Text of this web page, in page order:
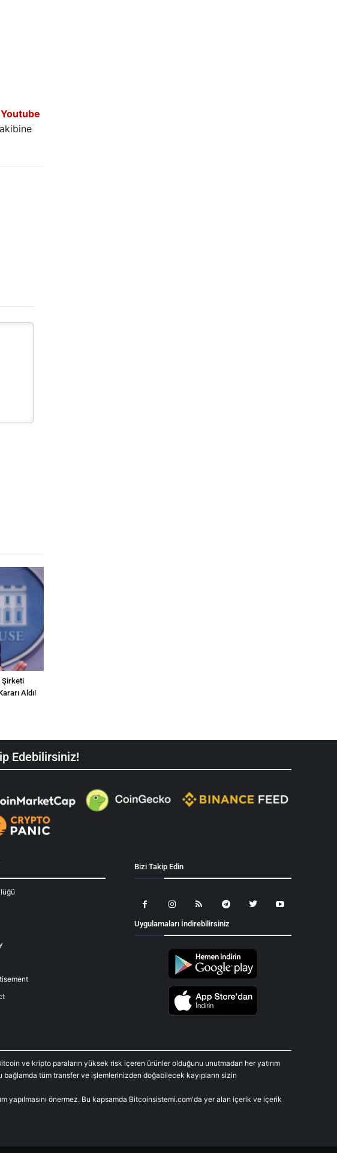
Youtube
Şirketi
Aldı!
Edebilirsiniz!
Bizi Takip Edin
Uygulamaları İndirebilirsiniz
ve kripto paraların yüksek risk içeren ürünler olduğunu unutmadan her yatırım
bağlamda tüm transfer ve işlemlerinizden doğabilecek kayıpların sizin
yapılmasını önermez. Bu kapsamda Bitcoinsistemi.com'da yer alan içerik ve içerik